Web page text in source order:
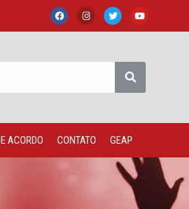
ACORDO CONTATO GEAP